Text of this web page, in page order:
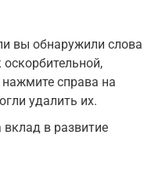
вы обнаружили слова
нажмите справа на
удалить их.
в развитие